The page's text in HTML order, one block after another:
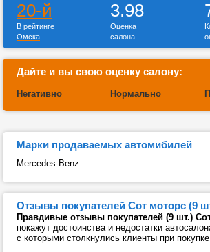
20-й
В рейтинге
Омска
3.98
Оценка
салона
Дайте и вы свою оценку салону:
Негативно Нормально
Марки продаваемых автомибилей
Mercedes-Benz
Отзывы покупателей Сот моторс (9
Правдивые отзывы покупателей (9 шт.)
покажут достоинства и недостатки
с которыми столкнулись клиенты при